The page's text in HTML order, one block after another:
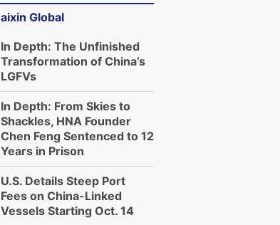
Global
In Depth: The Unfinished
Transformation of China’s
LGFVs
In Depth: From Skies to
Shackles, HNA Founder
Chen Feng Sentenced to 12
Years in Prison
U.S. Details Steep Port
Fees on China-Linked
Vessels Starting Oct. 14